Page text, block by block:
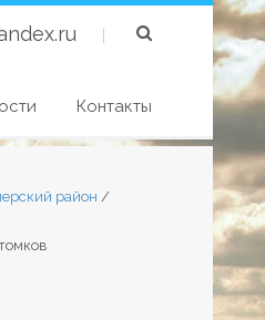
|
Контакты
район /